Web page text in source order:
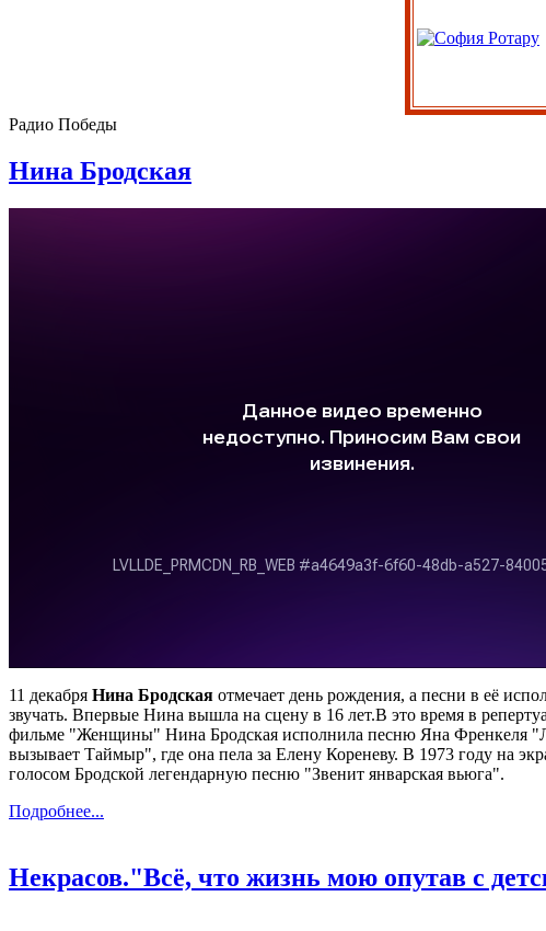
Радио Победы
Нина Бродская
11 декабря Нина Бродская отмечает день рождения, а песни в её
звучать. Впервые Нина вышла на сцену в 16 лет.В это время в
фильме "Женщины" Нина Бродская исполнила песню Яна Френкеля
вызывает Таймыр", где она пела за Елену Кореневу. В 1973 году на
голосом Бродской легендарную песню "Звенит январская вьюга".
Подробнее...
Некрасов."Всё, что жизнь мою опутав с